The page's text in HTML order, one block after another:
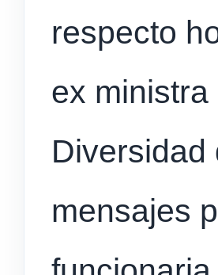
respecto
ex
Diversidad
mensajes